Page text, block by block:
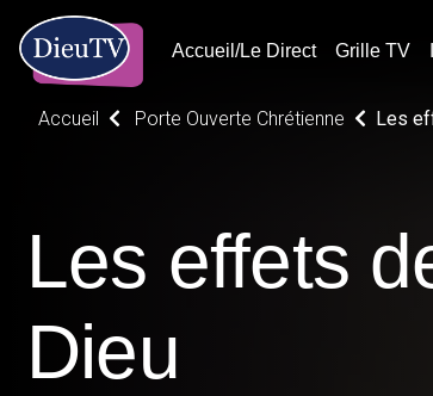
Accueil/Le Direct Grille TV
Accueil Porte Ouverte Chrétienne Les
Les effets
Dieu